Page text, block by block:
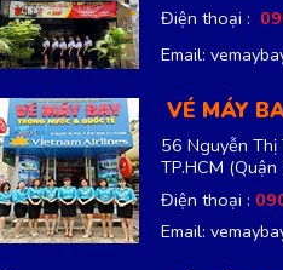
Điện thoại :
Email:
VÉ MÁY
56 Nguyễn Thị
TP.HCM (Quận
Điện thoại :
Email: